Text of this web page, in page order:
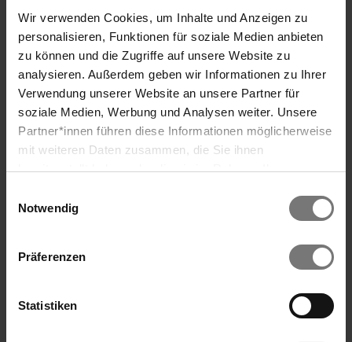
Wir verwenden Cookies, um Inhalte und Anzeigen zu
personalisieren, Funktionen für soziale Medien anbieten
zu können und die Zugriffe auf unsere Website zu
analysieren. Außerdem geben wir Informationen zu Ihrer
Verwendung unserer Website an unsere Partner für
soziale Medien, Werbung und Analysen weiter. Unsere
Partner*innen führen diese Informationen möglicherweise
mit weiteren Daten zusammen, die Sie ihnen
bereitgestellt haben oder die sie im Rahmen Ihrer
Cookies und ähnliche Technologien (Tracking-Pixel),
Dienste erforderlich ist (bspw. Spracheinstellungen),
sowie darüber hinaus soweit Sie Ihre Einwilligung in die
Marketingcookies). Mit diesen Cookies werden von uns
Notwendig
Präferenzen
Statistiken
Reduce Vital
weitere Informationen
Suche
MEHR Sommer
3 volle Tage Urlaubsfeeling
Regeneration, Entspannung, feinste Kulinarik &
ganztägiger Badegenuss am An- und Abreisetag.